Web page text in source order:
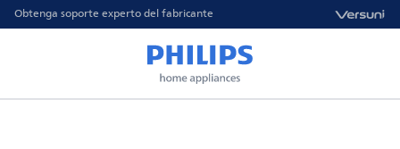
Obtenga soporte experto del fabricante